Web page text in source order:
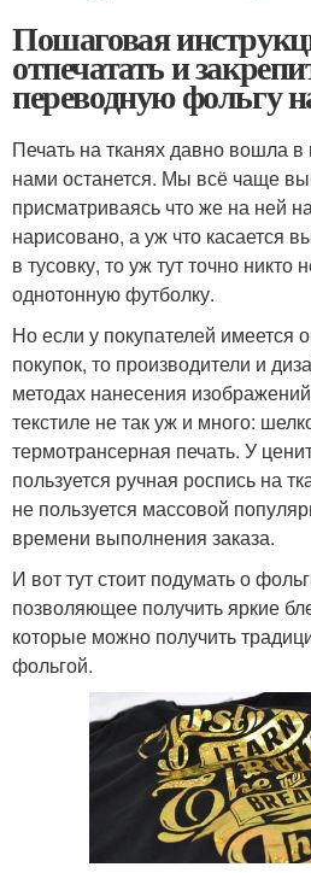
Пошаговая
отпечатать и
переводную фольгу
Печать на тканях давно вошла
нами останется. Мы всё чаще
присматриваясь что же на ней
нарисовано, а уж что касается
в тусовку, то уж тут точно
однотонную футболку.
Но если у покупателей имеется
покупок, то производители и
методах нанесения
текстиле не так уж и много:
термотрансерная печать. У
пользуется ручная роспись на
не пользуется массовой
времени выполнения заказа.
И вот тут стоит подумать о
позволяющее получить яркие
которые можно получить
фольгой.